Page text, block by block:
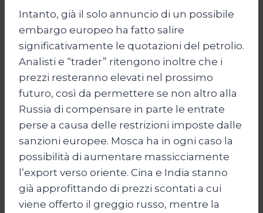
Intanto, già il solo annuncio di un possibile
embargo europeo ha fatto salire
significativamente le quotazioni del petrolio.
Analisti e “trader” ritengono inoltre che i
prezzi resteranno elevati nel prossimo
futuro, così da permettere se non altro alla
Russia di compensare in parte le entrate
perse a causa delle restrizioni imposte dalle
sanzioni europee. Mosca ha in ogni caso la
possibilità di aumentare massicciamente
l’export verso oriente. Cina e India stanno
già approfittando di prezzi scontati a cui
viene offerto il greggio russo, mentre la